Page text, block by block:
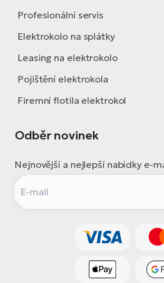
Profesionální servis
Elektrokolo na splátky
Leasing na elektrokolo
Pojištění elektrokola
Firemní flotila elektrokol
Odběr novinek
Nejnovější a nejlepší nabídky e-